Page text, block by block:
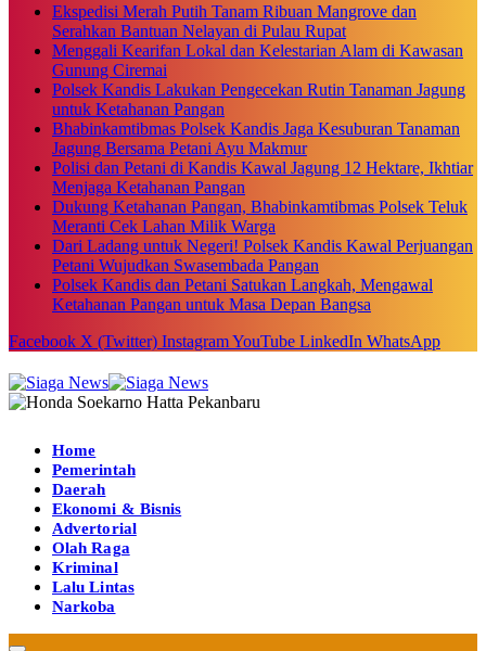
Ekspedisi Merah Putih Tanam Ribuan Mangrove dan
Serahkan Bantuan Nelayan di Pulau Rupat
Menggali Kearifan Lokal dan Kelestarian Alam di Kawasan
Gunung Ciremai
Polsek Kandis Lakukan Pengecekan Rutin Tanaman Jagung
untuk Ketahanan Pangan
Bhabinkamtibmas Polsek Kandis Jaga Kesuburan Tanaman
Jagung Bersama Petani Ayu Makmur
Polisi dan Petani di Kandis Kawal Jagung 12 Hektare, Ikhtiar
Menjaga Ketahanan Pangan
Dukung Ketahanan Pangan, Bhabinkamtibmas Polsek Teluk
Meranti Cek Lahan Milik Warga
Dari Ladang untuk Negeri! Polsek Kandis Kawal Perjuangan
Petani Wujudkan Swasembada Pangan
Polsek Kandis dan Petani Satukan Langkah, Mengawal
Ketahanan Pangan untuk Masa Depan Bangsa
Facebook X (Twitter) InstagramYouTube LinkedIn WhatsApp
Home
Pemerintah
Daerah
Ekonomi & Bisnis
Advertorial
Olah Raga
Kriminal
Lalu Lintas
Narkoba